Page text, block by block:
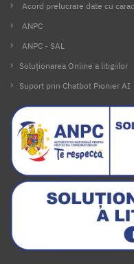
Acord prelucrare date cu
ANPC
ANPC - SAL
Soluționarea Online a litigiilor
Suport prin Chatbot Pionier AI